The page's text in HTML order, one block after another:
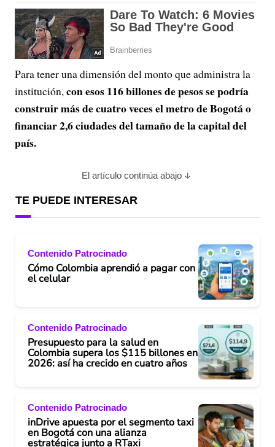
Para tener una dimensión del monto que administra la
institución,con esos 116 billones de pesos se podría
construir más de cuatro veces el metro de Bogotá o
financiar 2,6 ciudades del tamaño de la capital del
país.
El artículo continúa abajo
TE PUEDE INTERESAR
Contenido Patrocinado
Cómo Colombia aprendió a pagar con
el celular
Contenido Patrocinado
Presupuesto para la salud en
Colombia supera los $115 billones en
2026: así ha crecido en cuatro años
Contenido Patrocinado
inDrive apuesta por el segmento taxi
en Bogotá con una alianza
estratégica junto a RTaxi